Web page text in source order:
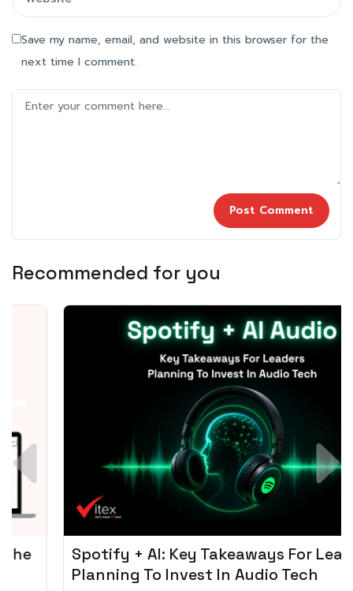
Save my name, email, and website in this browser for the
next time I comment.
Recommended for you
Spotify + AI: Key Takeaways For Leader
Planning To Invest In Audio Tech